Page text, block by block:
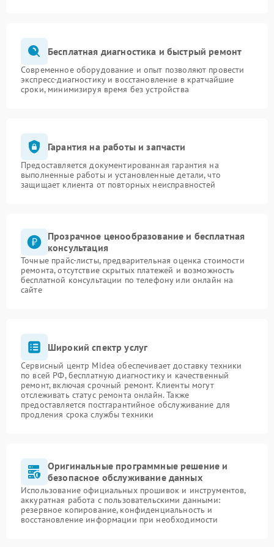
Бесплатная диагностика и быстрый ремонт
Современное оборудование и опыт позволяют провести
экспресс-диагностику и восстановление в кратчайшие
сроки, минимизируя время без устройства
Гарантия на работы и запчасти
Предоставляется документированная гарантия на
выполненные работы и установленные детали, что
защищает клиента от повторных неисправностей
Прозрачное ценообразование и бесплатная
консультация
Точные прайс-листы, предварительная оценка стоимости
ремонта, отсутствие скрытых платежей и возможность
бесплатной консультации по телефону или онлайн на
сайте
Широкий спектр услуг
Сервисный центр Midea обеспечивает доставку техники
по всей РФ, бесплатную диагностику и качественный
ремонт, включая срочный ремонт. Клиенты могут
отслеживать статус ремонта онлайн. Также
предоставляется постгарантийное обслуживание для
продления срока службы техники
Оригинальные программные решение и
безопасное обслуживание данных
Использование официальных прошивок и инструментов,
аккуратная работа с пользовательскими данными:
резервное копирование, конфиденциальность и
восстановление информации при необходимости